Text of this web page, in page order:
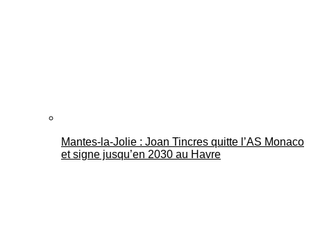
Mantes-la-Jolie : Joan Tincres quitte l’AS Monaco
et signe jusqu’en 2030 au Havre